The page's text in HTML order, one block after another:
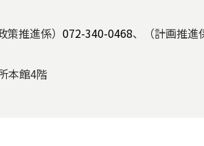
策推進係） 072-340-0468、（計画推進
本館4階